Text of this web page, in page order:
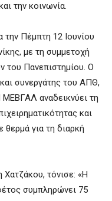
την κοινωνία.
Πέμπτη 12 Ιουνίου
με τη συμμετοχή
του Πανεπιστημίου. Ο
συνεργάτης του ΑΠΘ,
αναδεικνύει τη
και
θερμά για τη διαρκή
τόνισε: «Η
συμπληρώνει 75